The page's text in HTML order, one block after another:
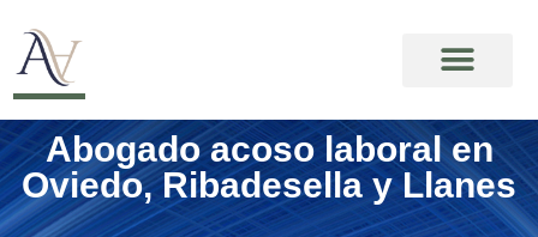
Abogado acoso laboral en
Oviedo, Ribadesella y Llanes